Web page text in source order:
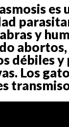
es
y
débiles y
Los